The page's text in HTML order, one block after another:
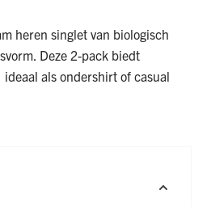
heren singlet van biologisch
Deze 2-pack biedt
als ondershirt of casual